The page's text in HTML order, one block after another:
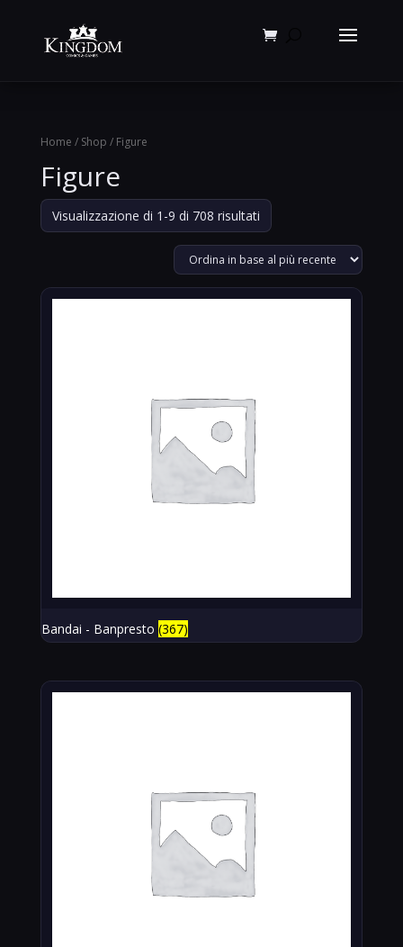
Home / Shop / Figure
Figure
Visualizzazione di 1-9 di 708 risultatiOrdina
in
base
al
più
Bandai - Banpresto (367)